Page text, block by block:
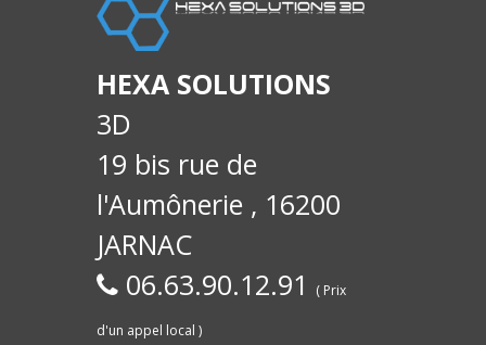
Commerce,
HEXA SOLUTIONS
3D
19 bis rue de
l'Aumônerie , 16200
JARNAC
06.63.90.12.91
( Prix
d'un appel local )